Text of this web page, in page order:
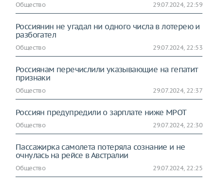
Общество 29.07.2024, 22:59
Россиянин не угадал ни одного числа в лотерею и
разбогател
Общество 29.07.2024, 22:53
Россиянам перечислили указывающие на гепатит
признаки
Общество 29.07.2024, 22:37
Россиян предупредили о зарплате ниже МРОТ
Общество 29.07.2024, 22:30
Пассажирка самолета потеряла сознание и не
очнулась на рейсе в Австралии
Общество 29.07.2024, 22:25